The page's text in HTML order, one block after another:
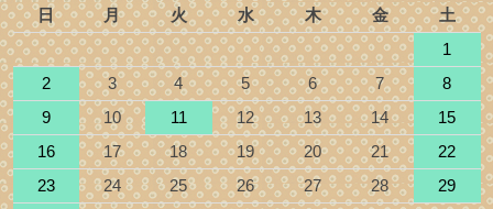
日 月 火 水 木 金
土
1
2
3 4 5 6 7
8
9
10 11 12 13 14
15
16
17 18 19 20 21
22
23
24 25 26 27 28
29